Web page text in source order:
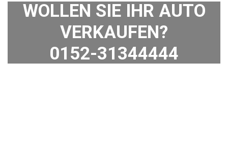
WOLLEN SIE IHR AUTO
VERKAUFEN?
0152-31344444